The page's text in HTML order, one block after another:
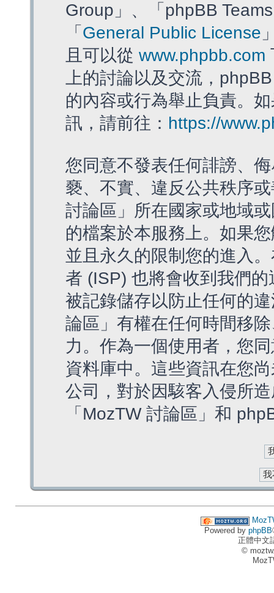
Group」、「phpBB
「 General Public License
且可以從 www.phpbb.com
上的討論以及交流，
的內容或行為舉止負責。
訊，請前往： https://
您同意不發表任何誹謗、
褻、不實、違反公共秩序
討論區」所在國家或地域
的檔案於本服務上。如果
並且永久的限制您的進入
者 (ISP) 也將會收到我們
被記錄儲存以防止任何的
論區」有權在任何時間移
力。作為一個使用者，您
資料庫中。這些資訊在您
公司，對於因駭客入侵所
「MozTW 討論區」和
Powered by phpBB
正體中文
©